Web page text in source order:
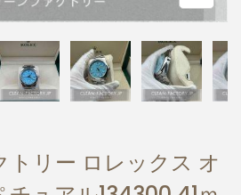
トリー ロレックス オ